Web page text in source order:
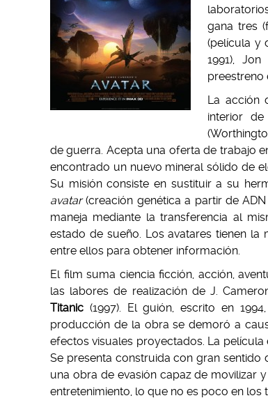
gana tres
(película y
1991),
preestreno
La acción
interior
de guerra. Acepta una oferta de trabajo
encontrado un nuevo mineral sólido de
Su misión consiste en sustituir a su
avatar(creación genética a partir de
maneja mediante la transferencia al
estado de sueño. Los avatares tienen
entre ellos para obtener información.
El film suma ciencia ficción, acción,
las labores de realización de J.
Titanic (1997). El guión, escrito en
producción de la obra se demoró a
efectos visuales proyectados. La
Se presenta construida con gran
una obra de evasión capaz de movilizar
entretenimiento, lo que no es poco en los